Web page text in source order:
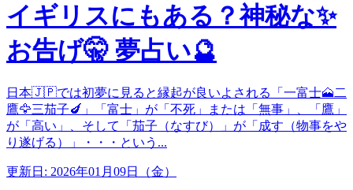
イギリスにもある？神秘な✨
お告げ🤫 夢占い🔮
日本🇯🇵では初夢に見ると縁起が良いよされる「一富士🗻二
鷹🦅三茄子🍆」「富士」が「不死」または「無事」、「鷹」
が「高い」、そして「茄子（なすび）」が「成す（物事をや
り遂げる）」・・・という...
更新日: 2026年01月09日（金）